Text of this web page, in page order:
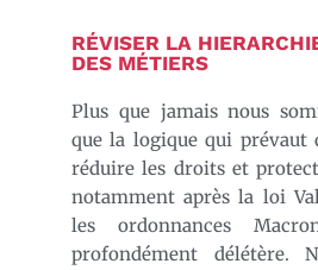
RÉVISER LA
DES MÉTIERS
Plus que jamais nous
que la logique qui prévaut
réduire les droits et
notamment après la loi
les ordonnances
profondément délétère.